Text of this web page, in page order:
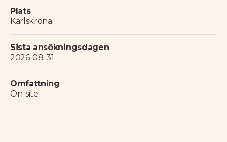
Plats
Karlskrona
Sista ansökningsdagen
2026-08-31
Omfattning
On-site